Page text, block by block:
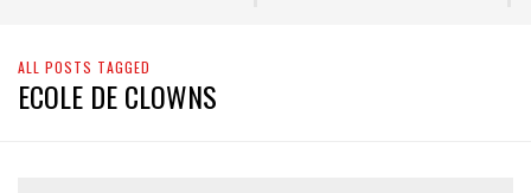
ALL POSTS TAGGED
ECOLE DE CLOWNS